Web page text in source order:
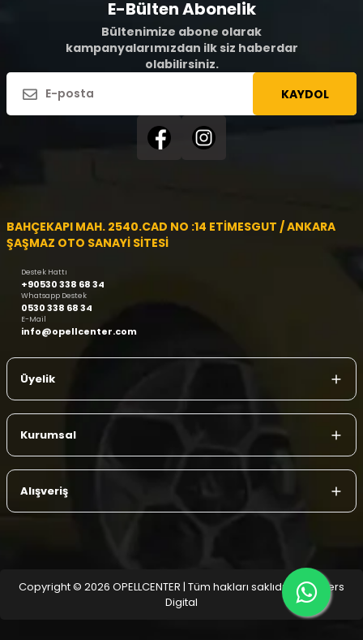
E-Bülten Abonelik
Bültenimize abone olarak
kampanyalarımızdan ilk siz haberdar
olabilirsiniz.
KAYDOL
BAHÇEKAPI MAH. 2540.CAD NO :14 ETİMESGUT / ANKARA
ŞAŞMAZ OTO SANAYİ SİTESİ
Destek Hattı
+90530 338 68 34
Whatsapp Destek
0530 338 68 34
E-Mail
info@opellcenter.com
Üyelik
Kurumsal
Alışveriş
Copyright © 2026 OPELLCENTER | Tüm hakları saklıdır.
| Reliefers
Digital